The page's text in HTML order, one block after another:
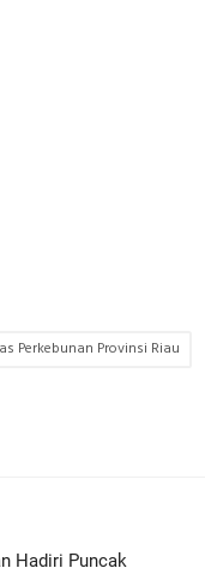
Perkebunan Provinsi Riau
Hadiri Puncak